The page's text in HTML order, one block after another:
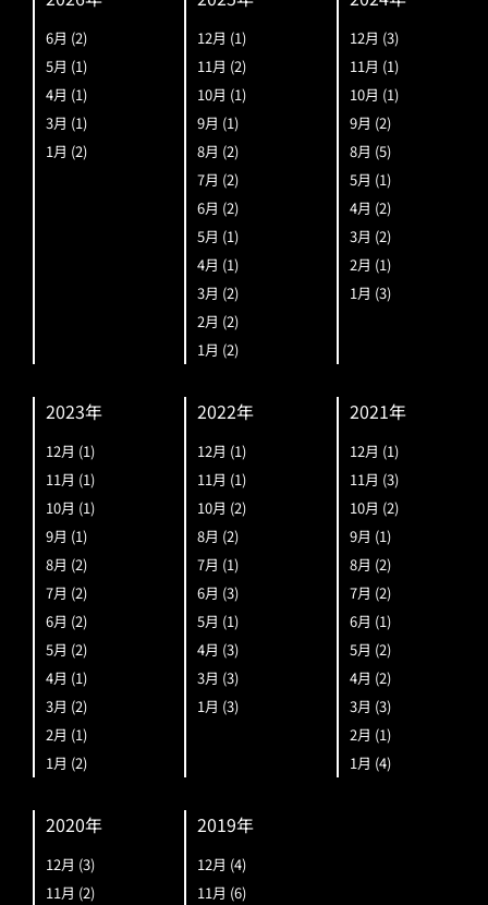
6月 (2)
5月 (1)
4月 (1)
3月 (1)
1月 (2)
12月 (1)
11月 (2)
10月 (1)
9月 (1)
8月 (2)
7月 (2)
6月 (2)
5月 (1)
4月 (1)
3月 (2)
2月 (2)
1月 (2)
12月 (3)
11月 (1)
10月 (1)
9月 (2)
8月 (5)
5月 (1)
4月 (2)
3月 (2)
2月 (1)
1月 (3)
2023年
12月 (1)
11月 (1)
10月 (1)
9月 (1)
8月 (2)
7月 (2)
6月 (2)
5月 (2)
4月 (1)
3月 (2)
2月 (1)
1月 (2)
2022年
12月 (1)
11月 (1)
10月 (2)
8月 (2)
7月 (1)
6月 (3)
5月 (1)
4月 (3)
3月 (3)
1月 (3)
2021年
12月 (1)
11月 (3)
10月 (2)
9月 (1)
8月 (2)
7月 (2)
6月 (1)
5月 (2)
4月 (2)
3月 (3)
2月 (1)
1月 (4)
2020年
12月 (3)
11月 (2)
2019年
12月 (4)
11月 (6)